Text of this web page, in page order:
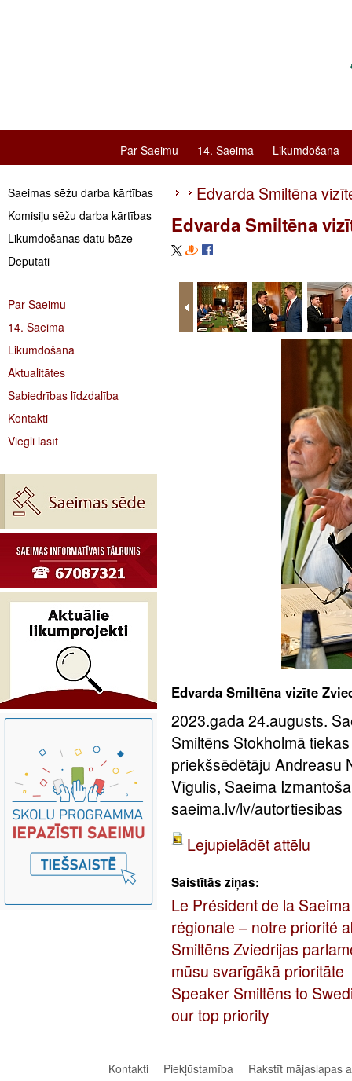
Par Saeimu 14. Saeima Likumdošana
Saeimas sēžu darba kārtības
Komisiju sēžu darba kārtības
Likumdošanas datu bāze
Deputāti
Par Saeimu
14. Saeima
Likumdošana
Aktualitātes
Sabiedrības līdzdalība
Kontakti
Viegli lasīt
Edvarda Smiltēna
Edvarda Smiltēna
Edvarda Smiltēna vizīte
2023.gada 24.augusts.
Smiltēns Stokholmā
priekšsēdētāju Andreasu
Vīgulis, Saeima
saeima.lv/lv/autortiesibas
Lejupielādēt attēlu
Saistītās ziņas:
Le Président de la
régionale – notre priorité
Smiltēns Zviedrijas
mūsu svarīgākā prioritāte
Speaker Smiltēns to
our top priority
Kontakti Piekļūstamība
Rakstīt mājaslapas